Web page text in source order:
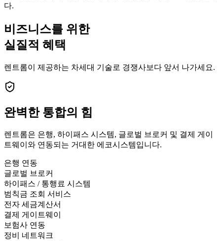
다.
비즈니스를 위한
실질적 혜택
렌트롬이 제공하는 차세대 기술로 경쟁사보다 앞서 나가세요.
완벽한 통합의 힘
렌트롬은 은행, 하이패스 시스템, 글로벌 브로커 및 결제 게이
트웨이와 연동되는 거대한 에코시스템입니다.
은행 연동
글로벌 브로커
하이패스 / 통행료 시스템
범칙금 조회 서비스
전자 세금계산서
결제 게이트웨이
보험사 연동
정비 네트워크